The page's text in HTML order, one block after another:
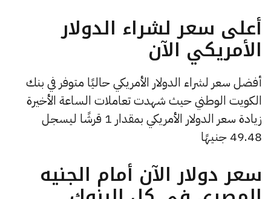
أعلى سعر لشراء الدولار
الأمريكي الآن
أفضل سعر لشراء الدولار الأمريكي حاليًا متوفر في بنك
الكويت الوطني حيث شهدت تعاملات الساعة الأخيرة
زيادة سعر الدولار الأمريكي بمقدار 1 قرشًا ليسجل
49.48 جنيهًا
سعر دولار الآن أمام الجنيه